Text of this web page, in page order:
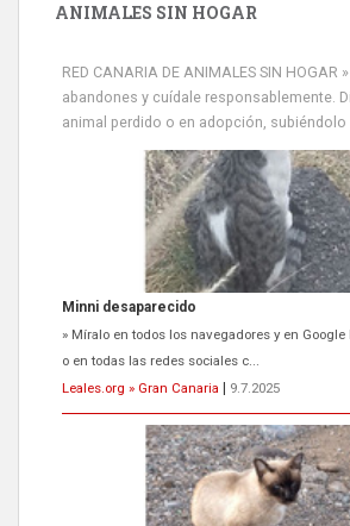
ANIMALES SIN HOGAR
RED CANARIA DE ANIMALES SIN HOGAR
abandones y cuídale responsablemente.
animal perdido o en adopción, subiéndolo
Minni desaparecido
» Míralo en todos los navegadores y en Google
o en todas las redes sociales c...
Leales.org » Gran Canaria
9.7.2025